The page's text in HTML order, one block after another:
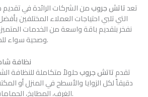
تعدتاتش جروبمن الشركات الرائدة في
التي تلبي احتياجات العملاء المختلفين
نفخر بتقديم باقة واسعة من الخدمات
وصحية سواء للمنازل أو الأماكن التجارية.
1. نظافة
تقدمتاتش جروبحلولاً متكاملة للنظافة
دقيقاً لكل الزوايا والأسطح في المنزل أو
الغرف، المطابخ، الحمامات، والأثاث بكفاءة عالية.